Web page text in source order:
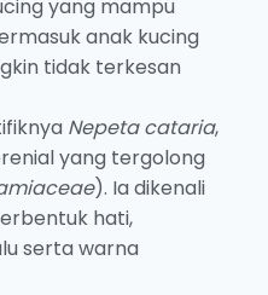
yang mampu
anak kucing
tidak terkesan
Nepeta cataria,
yang tergolong
). Ia dikenali
hati,
serta warna